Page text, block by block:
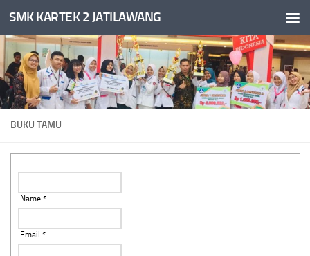
Skip to content
SMK KARTEK 2 JATILAWANG
BUKU TAMU
Name *
Email *